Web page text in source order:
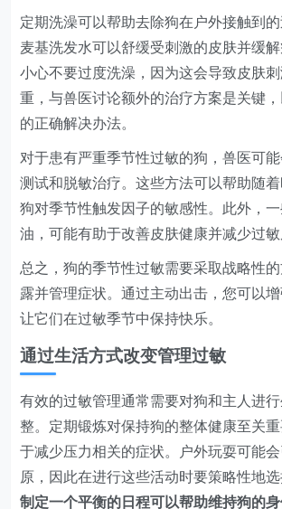
定期洗澡可以帮助去除狗在户外接触到
麦基洗发水可以舒缓受刺激的皮肤并缓
小心不要过度洗澡，因为这会导致皮肤
重，与兽医讨论额外的治疗方案是关键
的正确解决办法。
对于患有严重季节性过敏的狗，兽医可
测试和脱敏治疗。这些方法可以帮助随
狗对季节性触发因子的敏感性。此外，
油，可能有助于改善皮肤健康并减少过敏
总之，狗的季节性过敏需要采取战略性
露并管理症状。通过主动出击，您可以增
让它们在过敏季节中保持快乐。
通过生活方式改变管理过敏
有效的过敏管理通常需要对狗和主人进
整。定期锻炼对保持狗的整体健康至关
于减少压力相关的症状。户外玩耍可能
原，因此在进行这些活动时要策略性地选
制定一个平衡的日程可以帮助维持狗的身